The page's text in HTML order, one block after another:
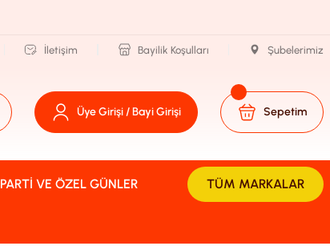
İletişim Bayilik Koşulları Şubelerimiz
Üye Girişi / Bayi Girişi Sepetim
PARTI VE ÖZEL GÜNLER TÜM MARKALAR